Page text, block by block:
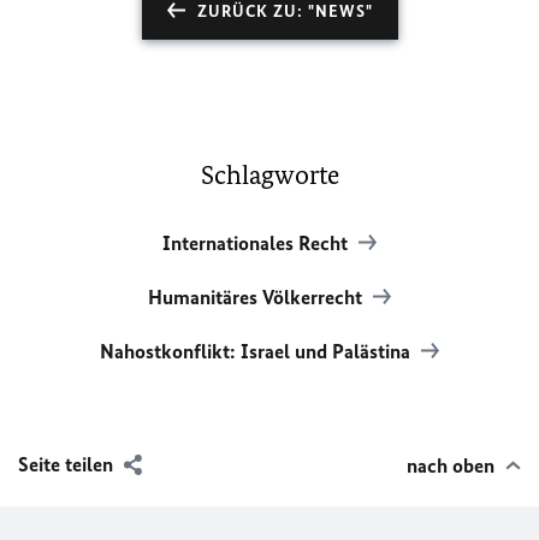
ZURÜCK ZU: "NEWS"
Schlagworte
Internationales Recht
Humanitäres Völkerrecht
Nahostkonflikt: Israel und Palästina
Seite teilen nach oben